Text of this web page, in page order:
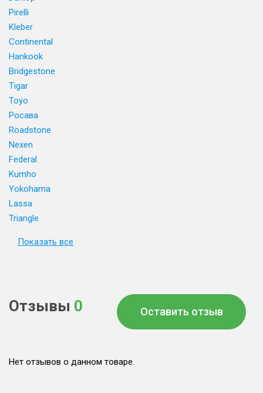
Pirelli
Kleber
Continental
Hankook
Bridgestone
Tigar
Toyo
Росава
Roadstone
Nexen
Federal
Kumho
Yokohama
Lassa
Triangle
Показать все
Отзывы 0 Оставить отзыв
Нет отзывов о данном товаре.